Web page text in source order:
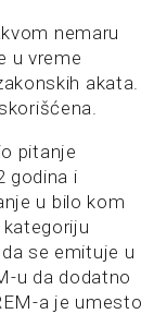
nemaru
u vreme
akata.
pitanje
godina i
u bilo kom
se emituje u
u da dodatno
a je umesto